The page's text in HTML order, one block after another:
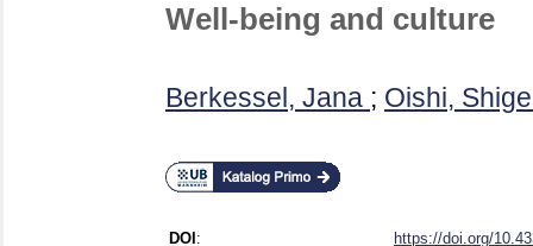
Well-being and culture
Berkessel, Jana ; Oishi,
DOI :
https://doi.org/